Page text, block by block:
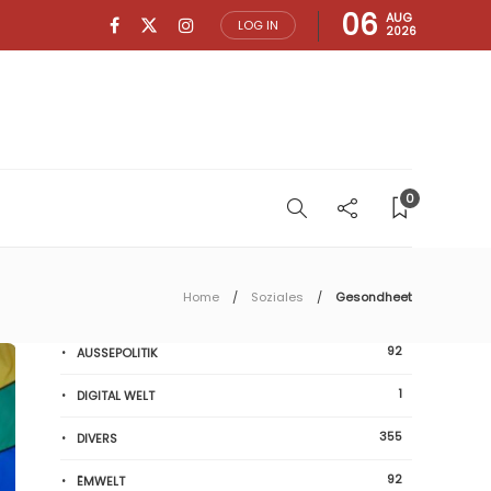
LOG IN 06 AUG
2026
0
Home Soziales Gesondheet
AUSSEPOLITIK 92
DIGITAL WELT 1
DIVERS 355
ËMWELT 92